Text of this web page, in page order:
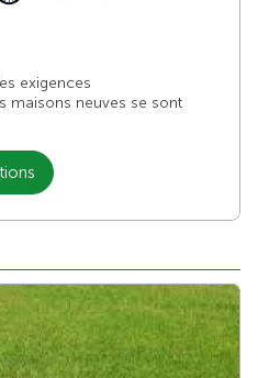
exigences
maisons neuves se sont